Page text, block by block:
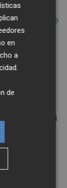
los cuatro
(PSOE y
de
de
se
procede a
en
a
de